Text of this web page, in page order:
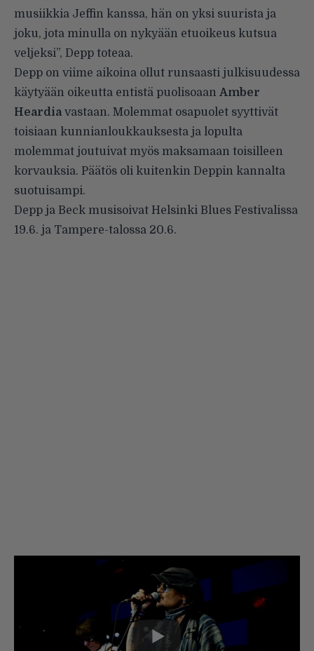
musiikkia Jeffin kanssa, hän on yksi suurista ja
joku, jota minulla on nykyään etuoikeus kutsua
veljeksi”, Depp toteaa.
Depp on viime aikoina ollut runsaasti julkisuudessa
käytyään oikeutta entistä puolisoaan Amber
Heardiavastaan. Molemmat osapuolet syyttivät
toisiaan kunnianloukkauksesta ja lopulta
molemmat joutuivat myös maksamaan toisilleen
korvauksia. Päätös oli kuitenkin Deppin kannalta
suotuisampi.
Depp ja Beck musisoivat Helsinki Blues Festivalissa
19.6. ja Tampere-talossa 20.6.